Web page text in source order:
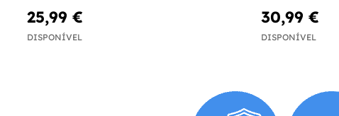
25,99 €
DISPONÍVEL
30,99 €
DISPONÍVEL